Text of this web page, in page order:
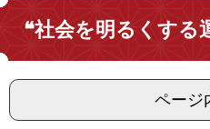
❝社会を明るくする
ページ